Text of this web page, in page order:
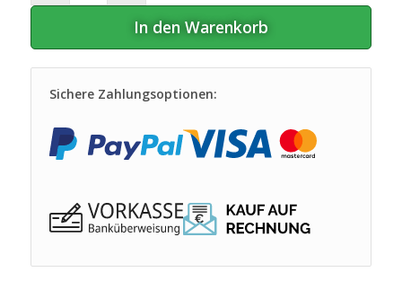
In den Warenkorb
Sichere Zahlungsoptionen: